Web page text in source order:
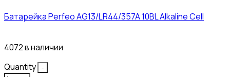
Батарейка Perfeo AG13/LR44/357A 10BL Alkaline Cell
4072 в наличии
Quantity
-